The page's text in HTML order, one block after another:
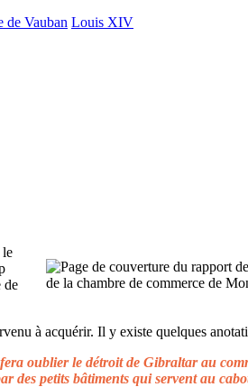
de Vauban Louis XIV
le
de
à acquérir. Il y existe quelques
oublier le détroit de Gibraltar au
des petits bâtiments qui servent au